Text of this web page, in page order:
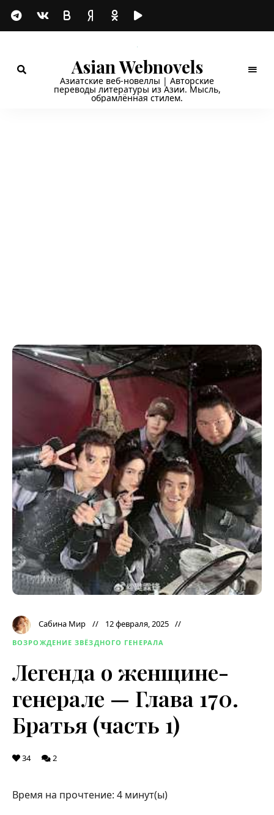
Asian Webnovels
Азиатские веб-новеллы | Авторские
переводы литературы из Азии. Мысль,
обрамлённая стилем.
Сабина Мир 12 февраля, 2025
ВОЗРОЖДЕНИЕ ЗВЁЗДНОГО ГЕНЕРАЛА
Легенда о женщине-
генерале — Глава 170.
Братья (часть 1)
34 2
Время на прочтение: 4 минут(ы)